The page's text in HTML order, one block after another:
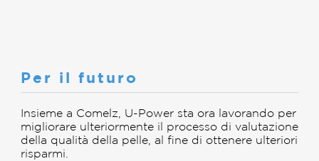
Per il futuro
Insieme a Comelz, U-Power sta ora lavorando per
migliorare ulteriormente il processo di valutazione
della qualità della pelle, al fine di ottenere ulteriori
risparmi.